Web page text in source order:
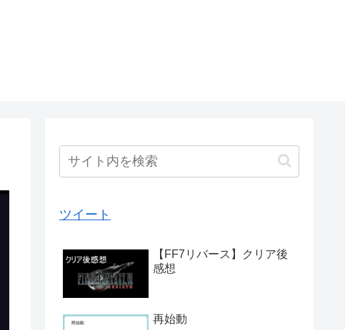
ツイート
【FF7リバース】クリア後
感想
再始動